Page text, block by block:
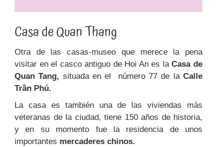
Casa de Quan Thang
Otra de las casas-museo que merece la pena
visitar en el casco antiguo de Hoi An es laCasa de
Quan Tang, situada en el número 77 de laCalle
Trần Phú.
La casa es también una de las viviendas más
veteranas de la ciudad, tiene 150 años de historia,
y en su momento fue la residencia de unos
importantes mercaderes chinos.